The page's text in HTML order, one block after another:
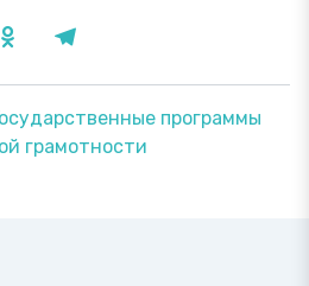
программы
грамотности